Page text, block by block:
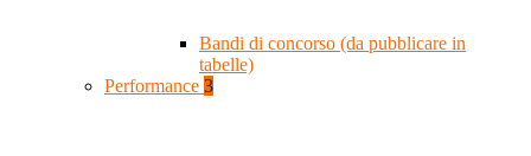
Bandi di concorso (da pubblicare in
tabelle)
Performance 3